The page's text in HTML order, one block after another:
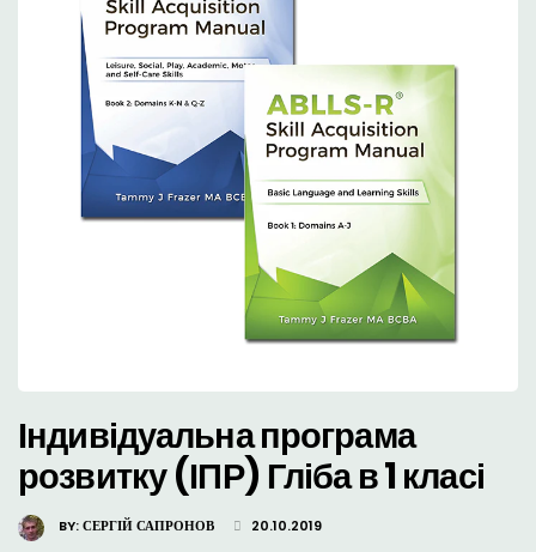
Індивідуальна програма
розвитку (ІПР) Гліба в 1 класі
BY:СЕРГІЙ САПРОНОВ 20.10.2019